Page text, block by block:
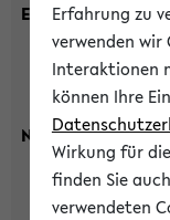
Einrichtung:
Nachname:
Erfahrung zu
verwenden wir
Interaktionen
können Ihre
Wirkung für
finden Sie
verwendeten